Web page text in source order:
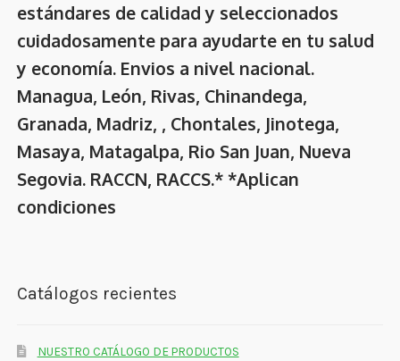
estándares de calidad y seleccionados
cuidadosamente para ayudarte en tu salud
y economía. Envios a nivel nacional.
Managua, León, Rivas, Chinandega,
Granada, Madriz, , Chontales, Jinotega,
Masaya, Matagalpa, Rio San Juan, Nueva
Segovia. RACCN, RACCS.* *Aplican
condiciones
Catálogos recientes
NUESTRO CATÁLOGO DE PRODUCTOS